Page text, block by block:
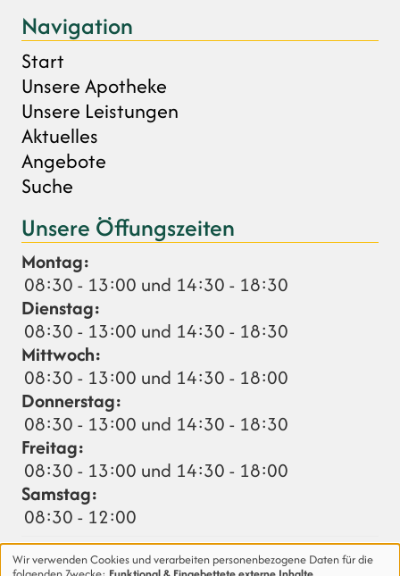
Navigation
Start
Unsere Apotheke
Unsere Leistungen
Aktuelles
Angebote
Suche
Unsere Öffungszeiten
Montag:
08:30 - 13:00 und 14:30 - 18:30
Dienstag:
08:30 - 13:00 und 14:30 - 18:30
Mittwoch:
08:30 - 13:00 und 14:30 - 18:00
Donnerstag:
08:30 - 13:00 und 14:30 - 18:30
Freitag:
08:30 - 13:00 und 14:30 - 18:00
Samstag:
08:30 - 12:00
Abweichungen (nächste 14 Tage):
Wir verwenden Cookies und verarbeiten personenbezogene Daten für die